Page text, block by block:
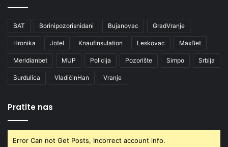
BAT Borinipozorisnidani Bujanovac GradVranje
Hronika Jotel KnaufInsulation Leskovac MaxBet
Meridianbet MUP Policija Pozorište Simpo Srbija
Surdulica VladičinHan Vranje
Pratite nas
Error Can not Get Posts, Incorrect account info.